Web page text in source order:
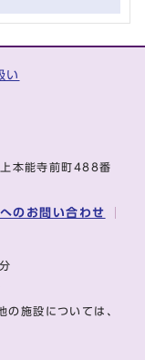
い
本能寺前町488番
のお問い合わせ
分
の施設については、